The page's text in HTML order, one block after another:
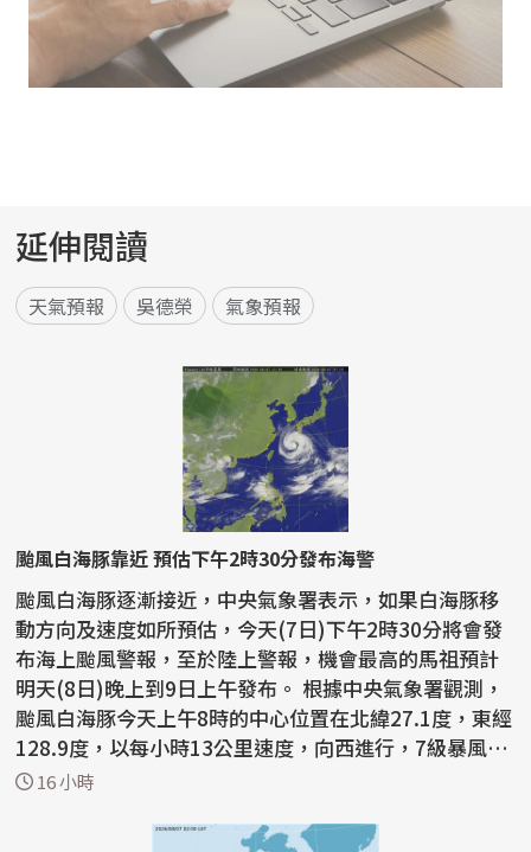
延伸閱讀
天氣預報 吳德榮 氣象預報
颱風白海豚靠近 預估下午2時30分發布海警
颱風白海豚逐漸接近，中央氣象署表示，如果白海豚移
動方向及速度如所預估，今天(7日)下午2時30分將會發
布海上颱風警報，至於陸上警報，機會最高的馬祖預計
明天(8日)晚上到9日上午發布。 根據中央氣象署觀測，
颱風白海豚今天上午8時的中心位置在北緯27.1度，東經
128.9度，以每小時13公里速度，向西進行，7級暴風半
徑為...
16 小時